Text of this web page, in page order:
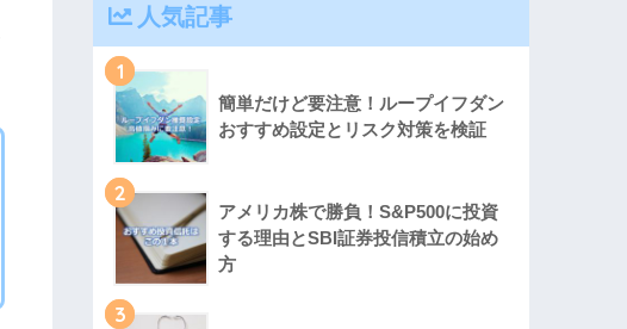
人気記事
1
簡単だけど要注意！ループイフダン
おすすめ設定とリスク対策を検証
2
アメリカ株で勝負！S&P500に投資
する理由とSBI証券投信積立の始め
方
3